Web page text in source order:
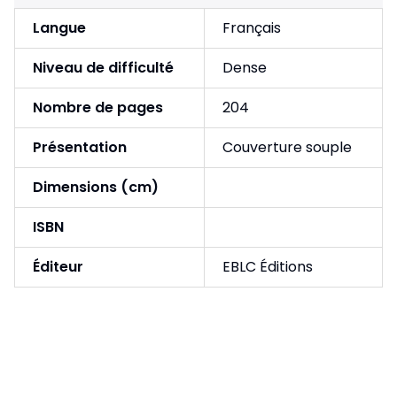
Langue
Français
Niveau de difficulté
Dense
Nombre de pages
204
Présentation
Couverture souple
Dimensions (cm)
ISBN
Éditeur
EBLC Éditions